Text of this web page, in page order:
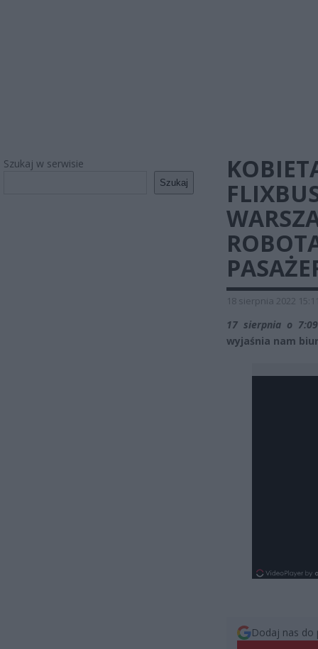
Szukaj w serwisie
Szukaj
18 sierpnia 2022
17 sierpnia o
wyjaśnia nam
Dodaj nas do